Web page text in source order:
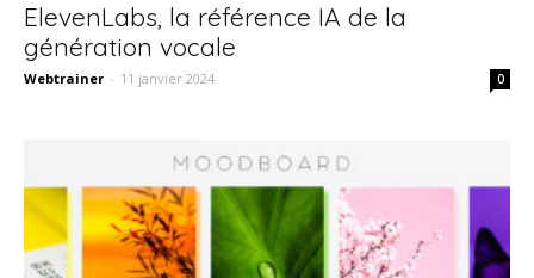
ElevenLabs, la référence IA de la
génération vocale
Webtrainer - 11 janvier 2024 0